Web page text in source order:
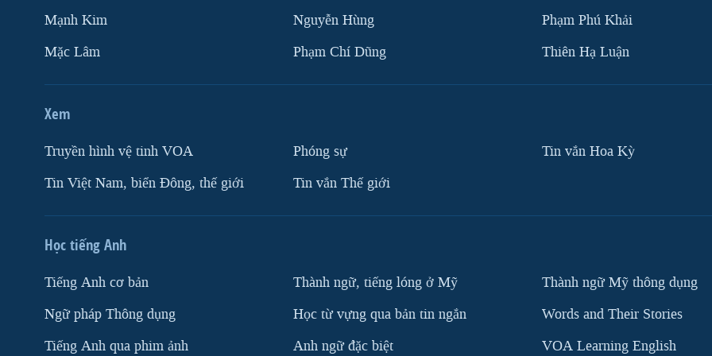
Mạnh Kim
Mặc Lâm
Nguyễn Hùng
Phạm Chí Dũng
Phạm Phú Khải
Thiên Hạ Luận
Xem
Truyền hình vệ tinh VOA
Tin Việt Nam, biển Đông, thế giới
Phóng sự
Tin vắn Thế giới
Tin vắn Hoa Kỳ
Học tiếng Anh
Tiếng Anh cơ bản
Ngữ pháp Thông dụng
Tiếng Anh qua phim ảnh
Thành ngữ, tiếng lóng ở Mỹ
Học từ vựng qua bản tin ngắn
Anh ngữ đặc biệt
Thành ngữ Mỹ thông dụng
Words and Their Stories
VOA Learning English